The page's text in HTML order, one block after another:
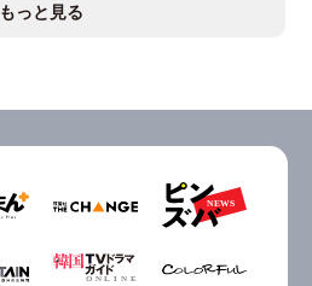
もっと見る